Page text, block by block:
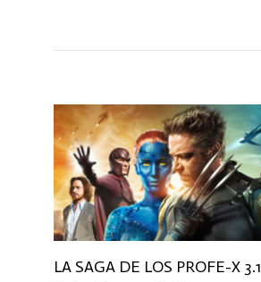
LA SAGA DE LOS PROFE-X 3.1